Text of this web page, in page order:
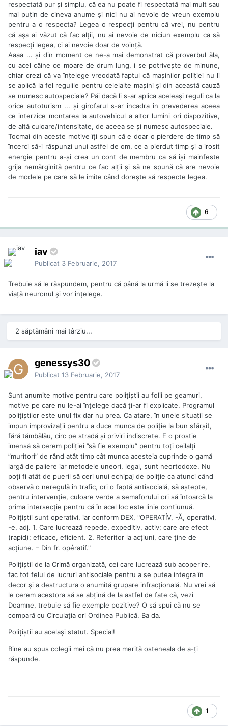
respectată pur şi simplu, că ea nu poate fi respectată mai mult sau
mai puţin de cineva anume şi nici nu ai nevoie de vreun exemplu
pentru a o respecta? Legea o respecţi pentru că vrei, nu pentru
că aşa ai văzut că fac alţii, nu ai nevoie de niciun exemplu ca să
respecţi legea, ci ai nevoie doar de voinţă.
Aaaa ... şi din moment ce ne-a mai demonstrat că proverbul ăla,
cu acel câine ce moare de drum lung, i se potriveşte de minune,
chiar crezi că va înţelege vreodată faptul că maşinilor poliţiei nu li
se aplică la fel regulile pentru celelalte maşini şi din această cauză
se numesc autospeciale? Păi dacă li s-ar aplica aceleaşi reguli ca la
orice autoturism ... şi girofarul s-ar încadra în prevederea aceea
ce interzice montarea la autovehicul a altor lumini ori dispozitive,
de altă culoare/intensitate, de aceea se şi numesc autospeciale.
Tocmai din aceste motive îţi spun că e doar o pierdere de timp să
încerci să-i răspunzi unui astfel de om, ce a pierdut timp şi a irosit
energie pentru a-şi crea un cont de membru ca să îşi mainfeste
grija nemărginită pentru ce fac alţii şi să ne spună că are nevoie
de modele pe care să le imite când doreşte să respecte legea.
6
iav
Publicat 3 Februarie, 2017
Trebuie să le răspundem, pentru că până la urmă li se trezește la
viață neuronul și vor înțelege.
2 săptămâni mai târziu...
genessys30
Publicat 13 Februarie, 2017
Sunt anumite motive pentru care polițiștii au folii pe geamuri,
motive pe care nu le-ai înțelege dacă ți-ar fi explicate. Programul
polițiștilor este unul fix dar nu prea. Ca atare, în unele situații se
impun improvizații pentru a duce munca de poliție la bun sfârșit,
fără tămbălău, circ pe stradă și priviri indiscrete. E o prostie
imensă să cerem poliției ”să fie exemplu” pentru toți ceilalți
”muritori” de rând atât timp cât munca acesteia cuprinde o gamă
largă de paliere iar metodele uneori, legal, sunt neortodoxe. Nu
poți fi atât de pueril să ceri unui echipaj de poliție ca atunci când
observă o neregulă în trafic, ori o faptă antisocială, să aștepte,
pentru intervenție, culoare verde a semaforului ori să întoarcă la
prima intersecție pentru că în acel loc este linie contiunuă.
Polițiștii sunt operativi, iar conform DEX, "OPERATÍV, -Ă, operativi,
-e, adj. 1. Care lucrează repede, expeditiv, activ; care are efect
(rapid); eficace, eficient. 2. Referitor la acțiuni, care ține de
acțiune. – Din fr. opératif."
Polițiștii de la Crimă organizată, cei care lucrează sub acoperire,
fac tot felul de lucruri antisociale pentru a se putea integra în
decor și a destructura o anumită grupare infracțională. Nu vrei să
le cerem acestora să se abțină de la astfel de fate că, vezi
Doamne, trebuie să fie exemple pozitive? O să spui că nu se
compară cu Circulația ori Ordinea Publică. Ba da.
Polițiștii au același statut. Special!
Bine au spus colegii mei că nu prea merită osteneala de a-ți
răspunde.
1